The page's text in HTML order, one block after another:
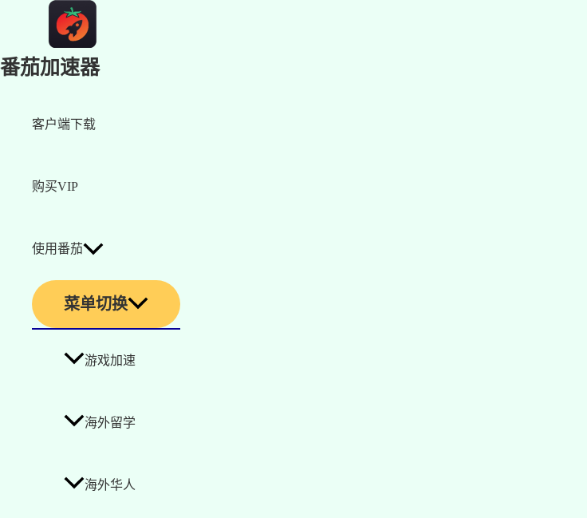
番茄加速器
客户端下载
购买VIP
使用番茄
菜单切换
游戏加速
海外留学
海外华人